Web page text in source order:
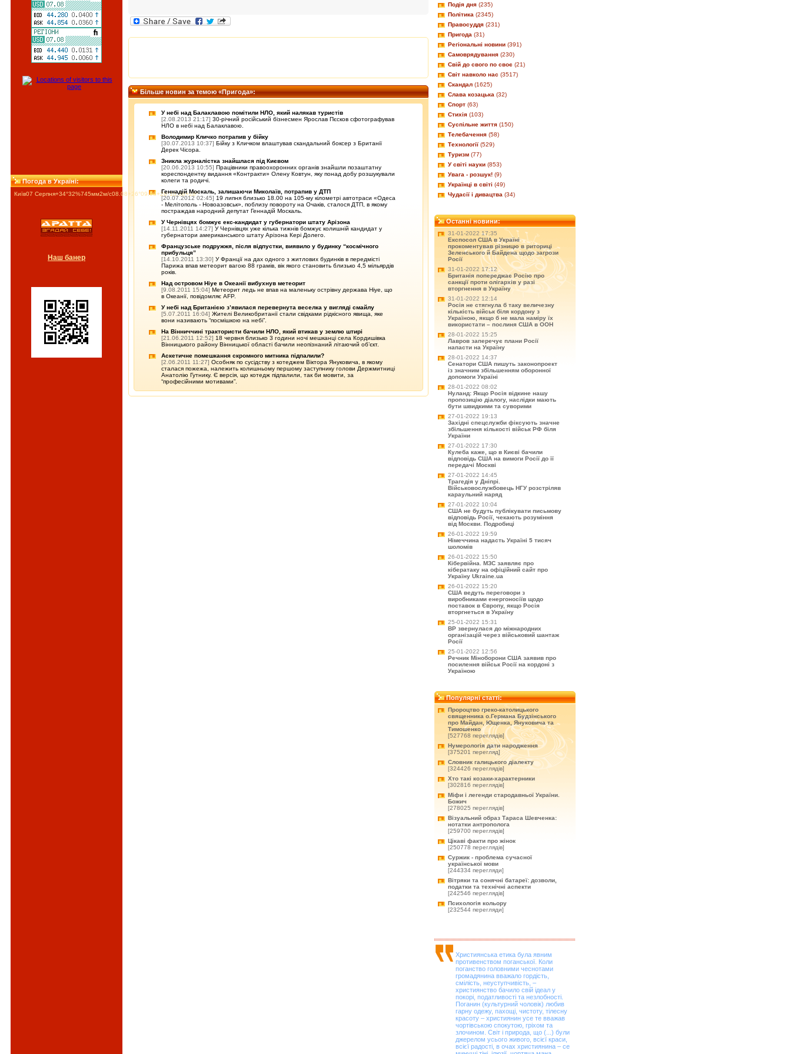
Погода в Україні:
Київ07 Серпня+34°32%745мм2м/c08.08+26°09.08+26°10.08+28°
Наш банер
Більше новин за темою «Пригода»:
У небі над Балаклавою помітили НЛО, який налякав туристів
[2.08.2013 21:17] 30-річний російський бізнесмен Ярослав Пєсков сфотографував
НЛО в небі над Балаклавою.
Володимир Кличко потрапив у бійку
[30.07.2013 10:37] Бійку з Кличком влаштував скандальний боксер з Британії
Дерек Чісора.
Зникла журналістка знайшлася під Києвом
[20.06.2013 10:55] Працівники правоохоронних органів знайшли позаштатну
кореспондентку видання «Контракти» Олену Ковтун, яку понад добу розшукували
колеги та родичі.
Геннадій Москаль, залишаючи Миколаїв, потрапив у ДТП
[20.07.2012 02:45] 19 липня близько 18.00 на 105-му кілометрі автотраси «Одеса
- Мелітополь - Новоазовськ», поблизу повороту на Очаків, сталося ДТП, в якому
постраждав народний депутат Геннадій Москаль.
У Чернівцях бомжує екс-кандидат у губернатори штату Арізона
[14.11.2011 14:27] У Чернівцях уже кілька тижнів бомжує колишній кандидат у
губернатори американського штату Арізона Кері Долего.
Французське подружжя, після відпустки, виявило у будинку “космічного
прибульця”
[14.10.2011 13:30] У Франції на дах одного з житлових будинків в передмісті
Парижа впав метеорит вагою 88 грамів, вік якого становить близько 4,5 мільярдів
років.
Над островом Ніуе в Океанії вибухнув метеорит
[9.08.2011 15:04] Метеорит ледь не впав на маленьку острівну держава Ніуе, що
в Океанії, повідомляє AFP.
У небі над Британією з’явилася перевернута веселка у вигляді смайлу
[5.07.2011 16:04] Жителі Великобританії стали свідками рідкісного явища, яке
вони називають “посмішкою на небі”.
На Вінниччині трактористи бачили НЛО, який втикав у землю штирі
[21.06.2011 12:52] 18 червня близько 3 години ночі мешканці села Кордишівка
Вінницького району Вінницької області бачили неопізнаний літаючий об’єкт.
Аскетичне помешкання скромного митника підпалили?
[2.06.2011 11:27] Особняк по сусідству з котеджем Віктора Януковича, в якому
сталася пожежа, належить колишньому першому заступнику голови Держмитниці
Анатолію Гутнику. Є версія, що котедж підпалили, так би мовити, за
“професійними мотивами”.
Подія дня (235)
Політика (2345)
Правосуддя (231)
Пригода (31)
Регіональні новини (391)
Самоврядування (230)
Свій до свого по своє (21)
Світ навколо нас (3517)
Скандал (1625)
Слава козацька (32)
Спорт (63)
Стихія (103)
Суспільне життя (150)
Телебачення (58)
Технології (529)
Туризм (77)
У світі науки (853)
Увага - розшук! (9)
Українці в світі (49)
Чудасії і дивацтва (34)
Останні новини:
31-01-2022 17:35
Експосол США в Україні
прокоментував різницю в риториці
Зеленського й Байдена щодо загрози
Росії
31-01-2022 17:12
Британія попереджає Росію про
санкції проти олігархів у разі
вторгнення в Україну
31-01-2022 12:14
Росія не стягнула б таку величезну
кількість військ біля кордону з
Україною, якщо б не мала наміру їх
використати – послиня США в ООН
28-01-2022 15:25
Лавров заперечує плани Росії
напасти на Україну
28-01-2022 14:37
Сенатори США пишуть законопроект
із значним збільшенням оборонної
допомоги Україні
28-01-2022 08:02
Нуланд: Якщо Росія відкине нашу
пропозицію діалогу, наслідки мають
бути швидкими та суворими
27-01-2022 19:13
Західні спецслужби фіксують значне
збільшення кількості військ РФ біля
України
27-01-2022 17:30
Кулеба каже, що в Києві бачили
відповідь США на вимоги Росії до її
передачі Москві
27-01-2022 14:45
Трагедія у Дніпрі.
Військовослужбовець НГУ розстріляв
караульний наряд
27-01-2022 10:04
США не будуть публікувати письмову
відповідь Росії, чекають розуміння
від Москви. Подробиці
26-01-2022 19:59
Німеччина надасть Україні 5 тисяч
шоломів
26-01-2022 15:50
Кібервійна. МЗС заявляє про
кібератаку на офіційний сайт про
Україну Ukraine.ua
26-01-2022 15:20
США ведуть переговори з
виробниками енергоносіїв щодо
поставок в Європу, якщо Росія
вторгнеться в Україну
25-01-2022 15:31
ВР звернулася до міжнародних
організацій через військовий шантаж
Росії
25-01-2022 12:56
Речник Міноборони США заявив про
посилення військ Росії на кордоні з
Україною
Популярні статті:
Пророцтво греко-католицького
священника о.Германа Будзінського
про Майдан, Ющенка, Януковича та
Тимошенко
[527768 переглядів]
Нумерологія дати народження
[375201 перегляд]
Словник галицького діалекту
[324426 переглядів]
Хто такі козаки-характерники
[302816 переглядів]
Міфи і легенди стародавньої України.
Божич
[278025 переглядів]
Візуальний образ Тараса Шевченка:
нотатки антрополога
[259700 переглядів]
Цікаві факти про жінок
[250778 переглядів]
Суржик - проблема сучасної
української мови
[244334 перегляди]
Вітряки та сонячні батареї: дозволи,
податки та технічні аспекти
[242546 переглядів]
Психологія кольору
[232544 перегляди]
Християнська етика була явним
противенством поганської. Коли
поганство головними чеснотами
громадянина вважало гордість,
смілість, неуступчивість, –
християнство бачило свій ідеал у
покорі, податливості та незлобності.
Поганин (культурний чоловік) любив
гарну одежу, пахощі, чистоту, тілесну
красоту – християнин усе те вважав
чортівською спокутою, гріхом та
злочином. Світ і природа, що (...) були
джерелом усього живого, всієї краси,
всієї радості, в очах християнина – се